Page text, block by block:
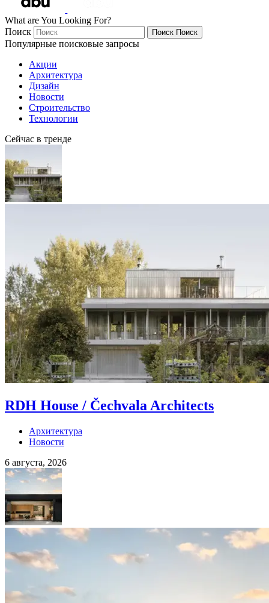
What are You Looking For?
Поиск
Поиск Поиск
Популярные поисковые запросы
Акции
Архитектура
Дизайн
Новости
Строительство
Технологии
Сейчас в тренде
RDH House / Čechvala Architects
Архитектура
Новости
6 августа, 2026